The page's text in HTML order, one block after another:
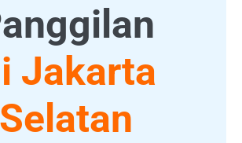
Jakarta
Selatan